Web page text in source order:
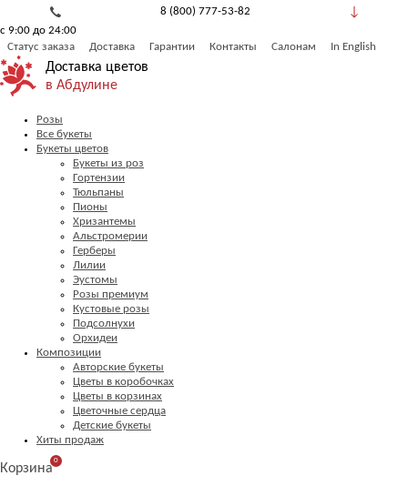
8 (800) 777-53-82
с 9:00 до 24:00
Статус заказа
Доставка Гарантии Контакты Салонам In English
Доставка цветов
в Абдулине
Розы
Все букеты
Букеты цветов
Букеты из роз
Гортензии
Тюльпаны
Пионы
Хризантемы
Альстромерии
Герберы
Лилии
Эустомы
Розы премиум
Кустовые розы
Подсолнухи
Орхидеи
Композиции
Авторские букеты
Цветы в коробочках
Цветы в корзинах
Цветочные сердца
Детские букеты
Хиты продаж
Корзина
0